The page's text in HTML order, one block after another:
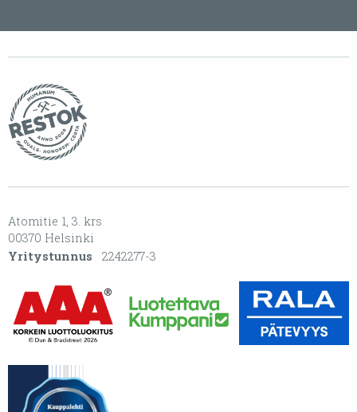
Atomitie 1, 3. krs
00370 Helsinki
Yritystunnus 2242277-3